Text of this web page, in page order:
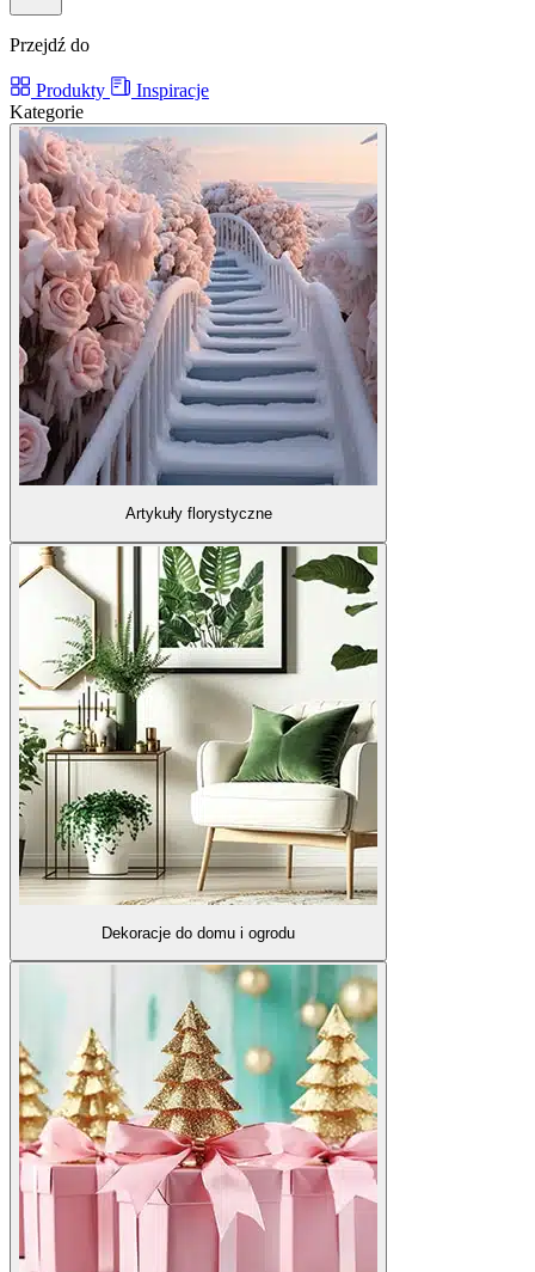
Przejdź do
Produkty
Inspiracje
Kategorie
Artykuły florystyczne
Dekoracje do domu i ogrodu